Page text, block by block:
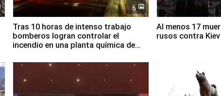
6
Tras 10 horas de intenso trabajo
bomberos logran controlar el
incendio en una planta química de
Al menos 17
rusos contra